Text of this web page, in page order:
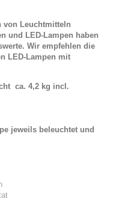
von Leuchtmitteln
und LED-Lampen haben
Wir empfehlen die
LED-Lampen mit
ca. 4,2 kg incl.
jeweils beleuchtet und